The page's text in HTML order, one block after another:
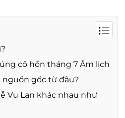
cô hồn tháng 7 Âm lịch
nguồn gốc từ đâu?
Vu Lan khác nhau như